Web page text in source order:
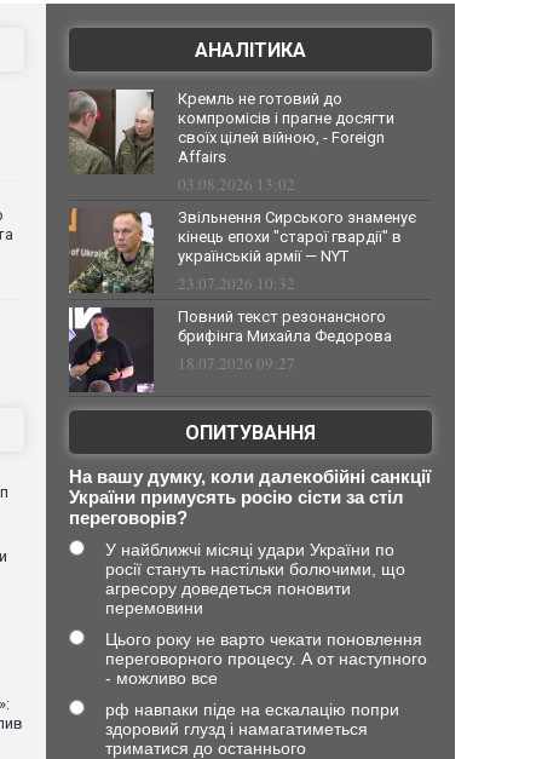
АНАЛІТИКА
Кремль не готовий до
компромісів і прагне досягти
своїх цілей війною, - Foreign
Affairs
03.08.2026 13:02
Звільнення Сирського знаменує
кінець епохи "старої гвардії" в
українській армії — NYT
23.07.2026 10:32
Повний текст резонансного
брифінга Михайла Федорова
18.07.2026 09:27
ОПИТУВАННЯ
На вашу думку, коли далекобійні санкції
України примусять росію сісти за стіл
переговорів?
У найближчі місяці удари України по
росії стануть настільки болючими, що
агресору доведеться поновити
перемовини
Цього року не варто чекати поновлення
переговорного процесу. А от наступного
- можливо все
рф навпаки піде на ескалацію попри
здоровий глузд і намагатиметься
триматися до останнього